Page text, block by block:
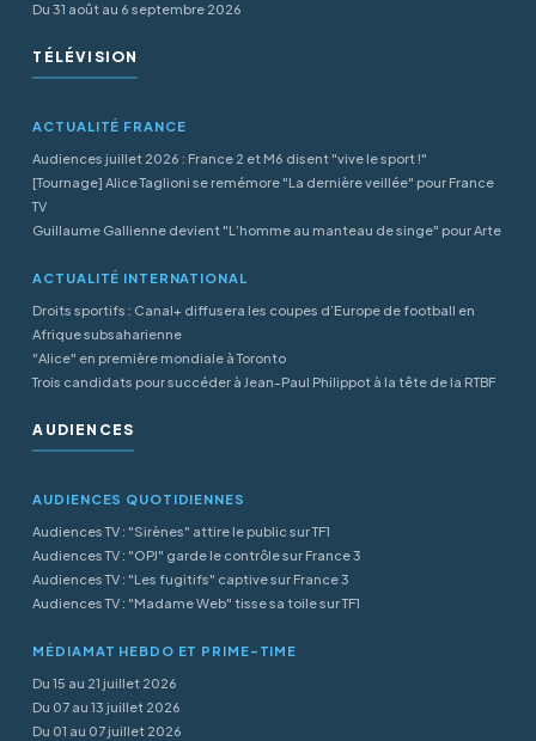
Du 31 août au 6 septembre 2026
TÉLÉVISION
ACTUALITÉ FRANCE
Audiences juillet 2026 : France 2 et M6 disent "vive le sport !"
[Tournage] Alice Taglioni se remémore "La dernière veillée" pour France
TV
Guillaume Gallienne devient "L’homme au manteau de singe" pour Arte
ACTUALITÉ INTERNATIONAL
Droits sportifs : Canal+ diffusera les coupes d’Europe de football en
Afrique subsaharienne
"Alice" en première mondiale à Toronto
Trois candidats pour succéder à Jean-Paul Philippot à la tête de la RTBF
AUDIENCES
AUDIENCES QUOTIDIENNES
Audiences TV : "Sirènes" attire le public sur TF1
Audiences TV : "OPJ" garde le contrôle sur France 3
Audiences TV : "Les fugitifs" captive sur France 3
Audiences TV : "Madame Web" tisse sa toile sur TF1
MÉDIAMAT HEBDO ET PRIME-TIME
Du 15 au 21 juillet 2026
Du 07 au 13 juillet 2026
Du 01 au 07 juillet 2026